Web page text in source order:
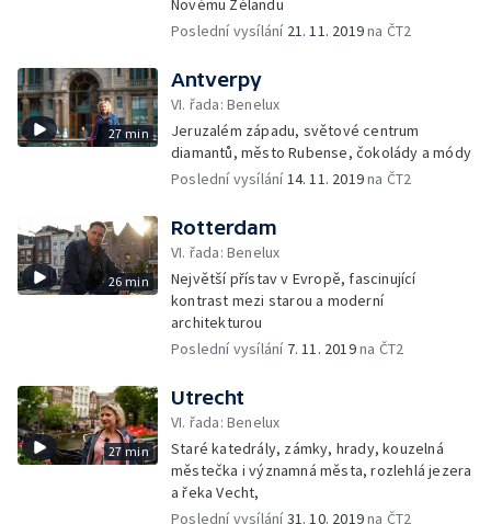
Novému Zélandu
Poslední vysílání 21. 11. 2019na ČT2
27 min
Antverpy
VI. řada: Benelux
Jeruzalém západu, světové centrum
diamantů, město Rubense, čokolády a módy
Poslední vysílání14. 11. 2019na ČT2
26 min
Rotterdam
VI. řada: Benelux
Největší přístav v Evropě, fascinující
kontrast mezi starou a moderní
architekturou
Poslední vysílání 7. 11. 2019na ČT2
27 min
Utrecht
VI. řada: Benelux
Staré katedrály, zámky, hrady, kouzelná
městečka i významná města, rozlehlá jezera
a řeka Vecht,
Poslední vysílání31. 10. 2019na ČT2